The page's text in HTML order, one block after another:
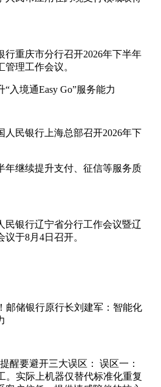
行重庆市分行召开2026年下半年
理工作会议。
入境通Easy Go”服务能力
人民银行上海总部召开2026年下
年继续提升支付、征信等服务质
民银行辽宁省分行工作会议暨辽
于8月4日召开。
邮储银行原行长刘建军：智能化
醒要避开三大误区： 误区一：
。实际上机器仅替代标准化重复